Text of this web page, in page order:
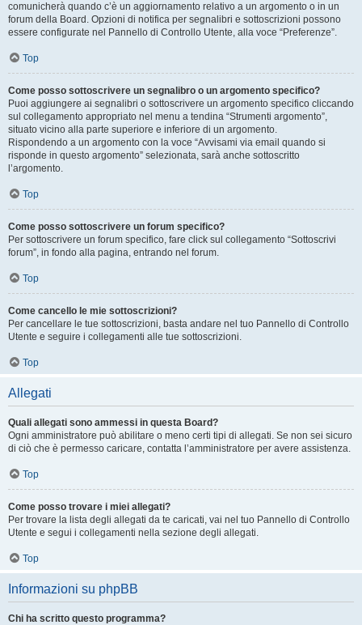
comunicherà quando c’è un aggiornamento relativo a un argomento o in un
forum della Board. Opzioni di notifica per segnalibri e sottoscrizioni possono
essere configurate nel Pannello di Controllo Utente, alla voce “Preferenze”.
Top
Come posso sottoscrivere un segnalibro o un argomento specifico?
Puoi aggiungere ai segnalibri o sottoscrivere un argomento specifico cliccando
sul collegamento appropriato nel menu a tendina “Strumenti argomento”,
situato vicino alla parte superiore e inferiore di un argomento.
Rispondendo a un argomento con la voce “Avvisami via email quando si
risponde in questo argomento” selezionata, sarà anche sottoscritto
l’argomento.
Top
Come posso sottoscrivere un forum specifico?
Per sottoscrivere un forum specifico, fare click sul collegamento “Sottoscrivi
forum”, in fondo alla pagina, entrando nel forum.
Top
Come cancello le mie sottoscrizioni?
Per cancellare le tue sottoscrizioni, basta andare nel tuo Pannello di Controllo
Utente e seguire i collegamenti alle tue sottoscrizioni.
Top
Allegati
Quali allegati sono ammessi in questa Board?
Ogni amministratore può abilitare o meno certi tipi di allegati. Se non sei sicuro
di ciò che è permesso caricare, contatta l’amministratore per avere assistenza.
Top
Come posso trovare i miei allegati?
Per trovare la lista degli allegati da te caricati, vai nel tuo Pannello di Controllo
Utente e segui i collegamenti nella sezione degli allegati.
Top
Informazioni su phpBB
Chi ha scritto questo programma?